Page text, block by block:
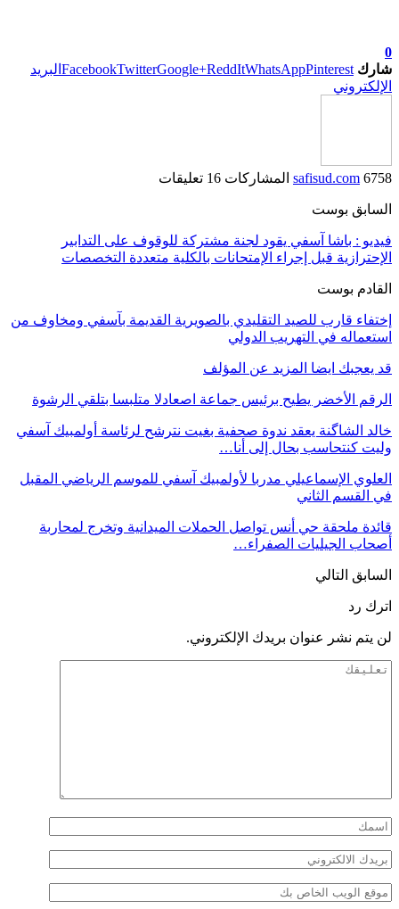
0
شارك
FacebookTwitterGoogle+ReddItWhatsAppPinterest
البريد
الإلكتروني
safisud.com 6758 المشاركات 16 تعليقات
السابق بوست
فيديو : باشا آسفي يقود لجنة مشتركة للوقوف على التدابير
الإحترازية قبل إجراء الإمتحانات بالكلية متعددة التخصصات
القادم بوست
إختفاء قارب للصيد التقليدي بالصويرية القديمة بآسفي ومخاوف من
استعماله في التهريب الدولي
قد يعجبك ايضا المزيد عن المؤلف
الرقم الأخضر يطيح برئيس جماعة اصعادلا متلبسا بتلقي الرشوة
خالد الشاگنة يعقد ندوة صحفية بغيت نترشح لرئاسة أولمبيك آسفي
وليت كنتحاسب بحال إلى أنا…
العلوي الإسماعيلي مدربا لأولمبيك آسفي للموسم الرياضي المقبل
في القسم الثاني
قائدة ملحقة حي أنس تواصل الحملات الميدانية وتخرج لمحاربة
أصحاب الجيليات الصفراء…
السابق التالي
اترك رد
لن يتم نشر عنوان بريدك الإلكتروني.